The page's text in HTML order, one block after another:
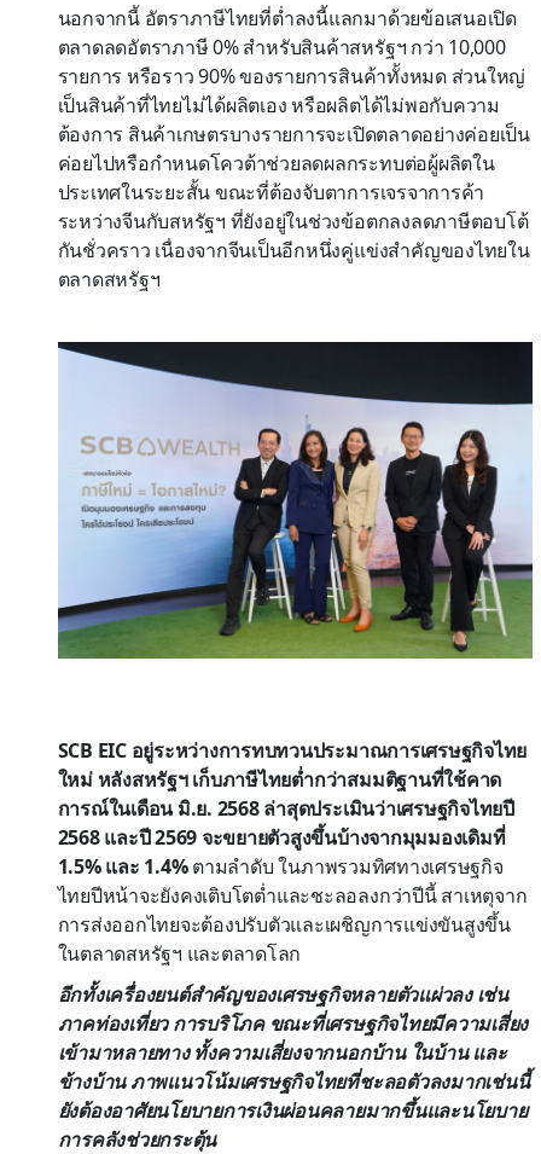
นอกจากนี้ อัตราภาษีไทยที่ต่ำลงนี้แลกมาด้วยข้อเสนอเปิด
ตลาดลดอัตราภาษี 0% สำหรับสินค้าสหรัฐฯ กว่า 10,000
รายการ หรือราว 90% ของรายการสินค้าทั้งหมด ส่วนใหญ่
เป็นสินค้าที่ไทยไม่ได้ผลิตเอง หรือผลิตได้ไม่พอกับความ
ต้องการ สินค้าเกษตรบางรายการจะเปิดตลาดอย่างค่อยเป็น
ค่อยไปหรือกำหนดโควต้าช่วยลดผลกระทบต่อผู้ผลิตใน
ประเทศในระยะสั้น ขณะที่ต้องจับตาการเจรจาการค้า
ระหว่างจีนกับสหรัฐฯ ที่ยังอยู่ในช่วงข้อตกลงลดภาษีตอบโต้
กันชั่วคราว เนื่องจากจีนเป็นอีกหนึ่งคู่แข่งสำคัญของไทยใน
ตลาดสหรัฐฯ
SCB EIC อยู่ระหว่างการทบทวนประมาณการเศรษฐกิจไทย
ใหม่ หลังสหรัฐฯ เก็บภาษีไทยต่ำกว่าสมมติฐานที่ใช้คาด
การณ์ในเดือน มิ.ย. 2568 ล่าสุดประเมินว่าเศรษฐกิจไทยปี
2568 และปี 2569 จะขยายตัวสูงขึ้นบ้างจากมุมมองเดิมที่
1.5% และ 1.4%ตามลำดับ ในภาพรวมทิศทางเศรษฐกิจ
ไทยปีหน้าจะยังคงเติบโตต่ำและชะลอลงกว่าปีนี้ สาเหตุจาก
การส่งออกไทยจะต้องปรับตัวและเผชิญการแข่งขันสูงขึ้น
ในตลาดสหรัฐฯ และตลาดโลก
อีกทั้งเครื่องยนต์สำคัญของเศรษฐกิจหลายตัวแผ่วลง เช่น
ภาคท่องเที่ยว การบริโภค ขณะที่เศรษฐกิจไทยมีความเสี่ยง
เข้ามาหลายทาง ทั้งความเสี่ยงจากนอกบ้าน ในบ้าน และ
ข้างบ้าน ภาพแนวโน้มเศรษฐกิจไทยที่ชะลอตัวลงมากเช่นนี้
ยังต้องอาศัยนโยบายการเงินผ่อนคลายมากขึ้นและนโยบาย
การคลังช่วยกระตุ้น